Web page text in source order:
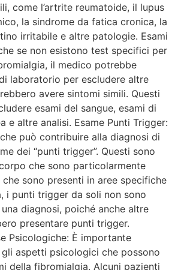
come l’artrite reumatoide, il lupus
la sindrome da fatica cronica, la
irritabile e altre patologie. Esami
se non esistono test specifici per
il medico potrebbe
laboratorio per escludere altre
avere sintomi simili. Questi
esami del sangue, esami di
e altre analisi. Esame Punti Trigger:
può contribuire alla diagnosi di
dei “punti trigger”. Questi sono
che sono particolarmente
sono presenti in aree specifiche
i punti trigger da soli non sono
diagnosi, poiché anche altre
presentare punti trigger.
Psicologiche: È importante
aspetti psicologici che possono
della fibromialgia. Alcuni pazienti